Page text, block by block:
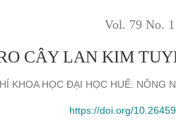
Vol. 79 No.
CÂY LAN KIM
KHOA HỌC ĐẠI HỌC HUẾ: NÔNG
https://doi.org/